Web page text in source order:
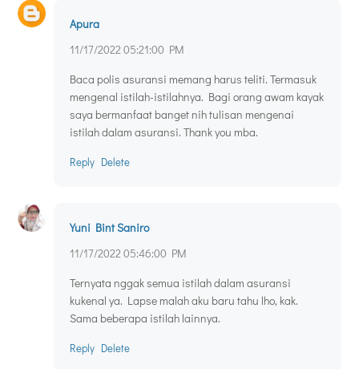
Apura
11/17/2022 05:21:00 PM
Baca polis asuransi memang harus teliti. Termasuk
mengenal istilah-istilahnya. Bagi orang awam kayak
saya bermanfaat banget nih tulisan mengenai
istilah dalam asuransi. Thank you mba.
Reply Delete
Yuni Bint Saniro
11/17/2022 05:46:00 PM
Ternyata nggak semua istilah dalam asuransi
kukenal ya. Lapse malah aku baru tahu lho, kak.
Sama beberapa istilah lainnya.
Reply Delete